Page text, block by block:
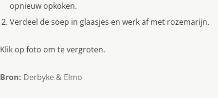
opnieuw opkoken.
Verdeel de soep in glaasjes en werk af met rozemarijn.
Klik op foto om te vergroten.
Bron: Derbyke & Elmo